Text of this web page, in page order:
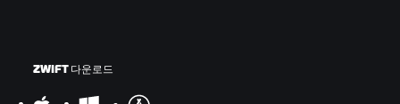
ZWIFT 다운로드